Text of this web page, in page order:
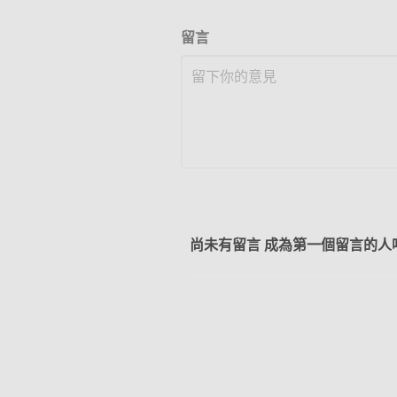
留言
尚未有留言 成為第一個留言的人